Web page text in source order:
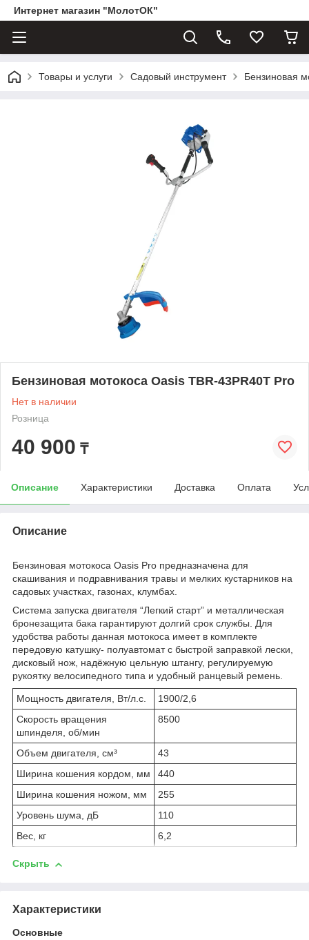
Интернет магазин "МолотОК"
Товары и услуги Садовый инструмент Бензиновая
Бензиновая мотокоса Oasis TBR-43PR40T Pro
Нет в наличии
Розница
40 900 ₸
Описание Характеристики Доставка Оплата
Описание
Бензиновая мотокоса Oasis Pro предназначена для
скашивания и подравнивания травы и мелких кустарников на
садовых участках, газонах, клумбах.
Система запуска двигателя “Легкий старт” и металлическая
бронезащита бака гарантируют долгий срок службы. Для
удобства работы данная мотокоса имеет в комплекте
передовую катушку- полуавтомат с быстрой заправкой лески,
дисковый нож, надёжную цельную штангу, регулируемую
рукоятку велосипедного типа и удобный ранцевый ремень.
Мощность двигателя, Вт/л.с.
1900/2,6
Скорость вращения
шпинделя, об/мин
8500
Объем двигателя, см³
43
Ширина кошения кордом, мм
440
Ширина кошения ножом, мм
255
Уровень шума, дБ
110
Вес, кг
6,2
Скрыть
Характеристики
Основные